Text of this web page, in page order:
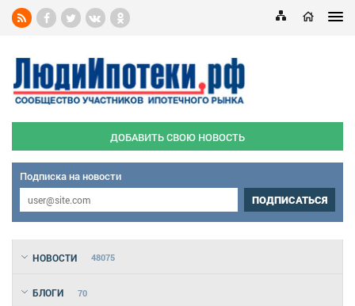
ДОБАВИТЬ СВОЮ НОВОСТЬ
Подписка на новости
ПОДПИСАТЬСЯ
НОВОСТИ 48075
БЛОГИ 70